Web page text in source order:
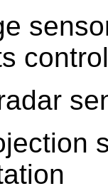
control